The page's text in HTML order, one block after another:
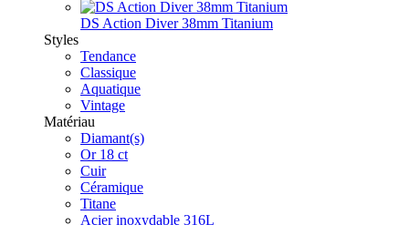
DS Action Diver 38mm Titanium
Styles
Tendance
Classique
Aquatique
Vintage
Matériau
Diamant(s)
Or 18 ct
Cuir
Céramique
Titane
Acier inoxydable 316L